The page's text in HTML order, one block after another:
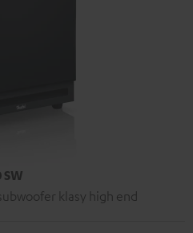
klasy high end